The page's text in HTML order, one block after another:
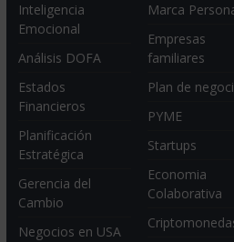
Inteligencia
Emocional
Análisis DOFA
Estados
Financieros
Planificación
Estratégica
Gerencia del
Cambio
Negocios en USA
Marca
Empresas
familiares
Plan de
PYME
Startups
Economia
Colaborativa